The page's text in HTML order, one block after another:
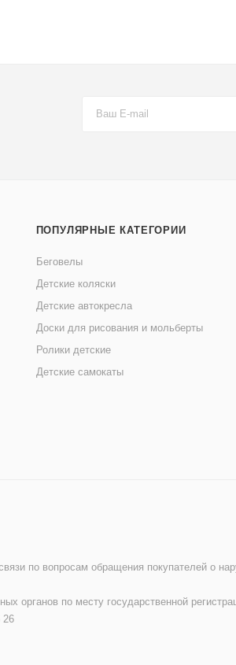
ПОПУЛЯРНЫЕ КАТЕГОРИИ
Беговелы
Детские коляски
Детские автокресла
Доски для рисования и мольберты
Ролики детские
Детские самокаты
по вопросам обращения покупателей о
органов по месту государственной
26